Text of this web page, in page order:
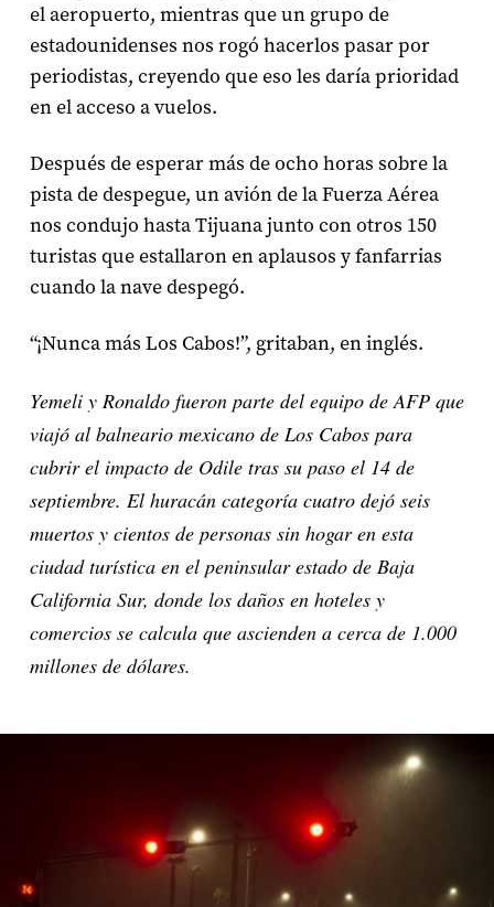
el aeropuerto, mientras que un grupo de
estadounidenses nos rogó hacerlos pasar por
periodistas, creyendo que eso les daría prioridad
en el acceso a vuelos.
Después de esperar más de ocho horas sobre la
pista de despegue, un avión de la Fuerza Aérea
nos condujo hasta Tijuana junto con otros 150
turistas que estallaron en aplausos y fanfarrias
cuando la nave despegó.
“¡Nunca más Los Cabos!”, gritaban, en inglés.
Yemeli y Ronaldo fueron parte del equipo de AFP que
viajó al balneario mexicano de Los Cabos para
cubrir el impacto de Odile tras su paso el 14 de
septiembre. El huracán categoría cuatro dejó seis
muertos y cientos de personas sin hogar en esta
ciudad turística en el peninsular estado de Baja
California Sur, donde los daños en hoteles y
comercios se calcula que ascienden a cerca de 1.000
millones de dólares.